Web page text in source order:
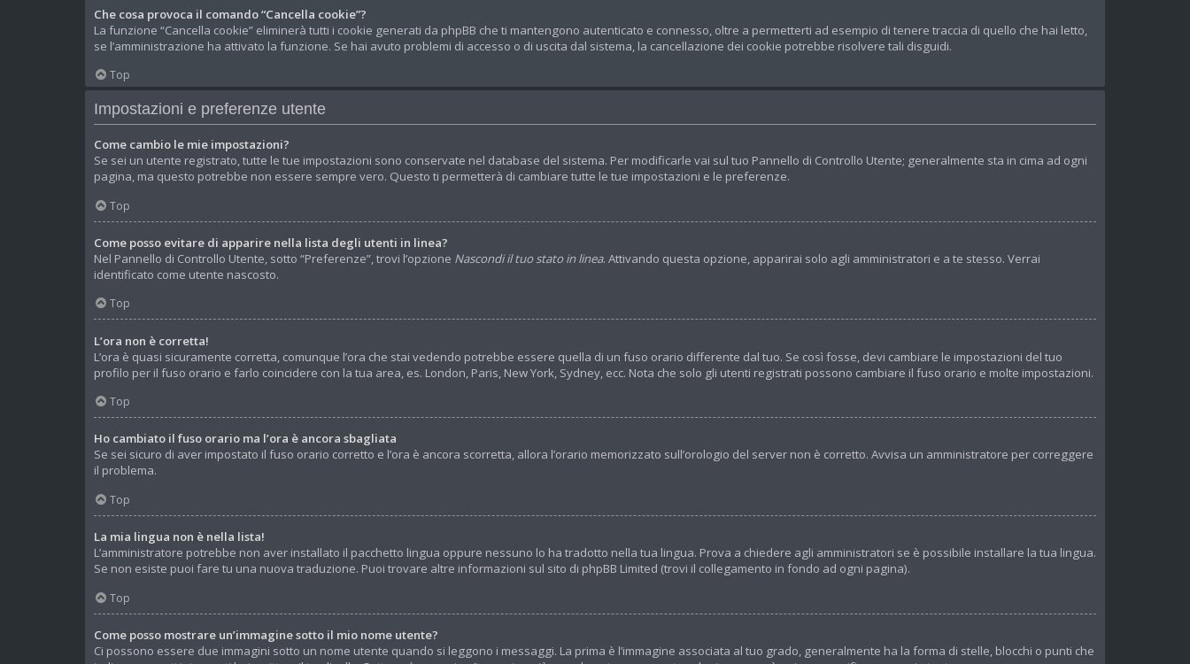
Che cosa provoca il comando “Cancella cookie”?
La funzione “Cancella cookie” eliminerà tutti i cookie generati da phpBB che ti mantengono autenticato e connesso, oltre a permetterti ad esempio di tenere traccia di quello che hai letto,
se l’amministrazione ha attivato la funzione. Se hai avuto problemi di accesso o di uscita dal sistema, la cancellazione dei cookie potrebbe risolvere tali disguidi.
Top
Impostazioni e preferenze utente
Come cambio le mie impostazioni?
Se sei un utente registrato, tutte le tue impostazioni sono conservate nel database del sistema. Per modificarle vai sul tuo Pannello di Controllo Utente; generalmente sta in cima ad ogni
pagina, ma questo potrebbe non essere sempre vero. Questo ti permetterà di cambiare tutte le tue impostazioni e le preferenze.
Top
Come posso evitare di apparire nella lista degli utenti in linea?
Nel Pannello di Controllo Utente, sotto “Preferenze”, trovi l’opzione Nascondi il tuo stato in linea. Attivando questa opzione, apparirai solo agli amministratori e a te stesso. Verrai
identificato come utente nascosto.
Top
L’ora non è corretta!
L’ora è quasi sicuramente corretta, comunque l’ora che stai vedendo potrebbe essere quella di un fuso orario differente dal tuo. Se così fosse, devi cambiare le impostazioni del tuo
profilo per il fuso orario e farlo coincidere con la tua area, es. London, Paris, New York, Sydney, ecc. Nota che solo gli utenti registrati possono cambiare il fuso orario e molte impostazioni.
Top
Ho cambiato il fuso orario ma l’ora è ancora sbagliata
Se sei sicuro di aver impostato il fuso orario corretto e l’ora è ancora scorretta, allora l’orario memorizzato sull’orologio del server non è corretto. Avvisa un amministratore per correggere
il problema.
Top
La mia lingua non è nella lista!
L’amministratore potrebbe non aver installato il pacchetto lingua oppure nessuno lo ha tradotto nella tua lingua. Prova a chiedere agli amministratori se è possibile installare la tua lingua.
Se non esiste puoi fare tu una nuova traduzione. Puoi trovare altre informazioni sul sito di phpBB Limited (trovi il collegamento in fondo ad ogni pagina).
Top
Come posso mostrare un’immagine sotto il mio nome utente?
Ci possono essere due immagini sotto un nome utente quando si leggono i messaggi. La prima è l’immagine associata al tuo grado, generalmente ha la forma di stelle, blocchi o punti che